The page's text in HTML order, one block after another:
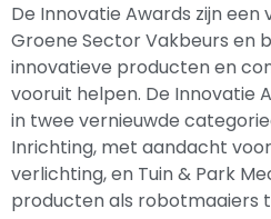
De Innovatie Awards zijn
Groene Sector Vakbeurs en
innovatieve producten en
vooruit helpen. De Innovatie
in twee vernieuwde
Inrichting, met aandacht
verlichting, en Tuin & Park
producten als robotmaaiers